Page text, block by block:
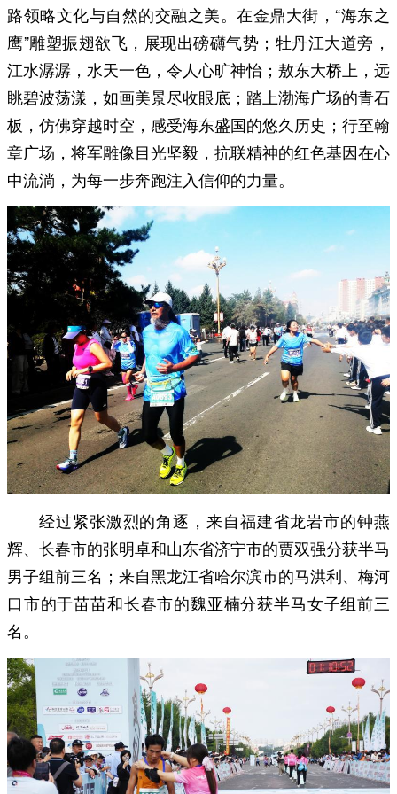
路领略文化与自然的交融之美。在金鼎大街，“海东之
鹰”雕塑振翅欲飞，展现出磅礴气势；牡丹江大道旁，
江水潺潺，水天一色，令人心旷神怡；敖东大桥上，远
眺碧波荡漾，如画美景尽收眼底；踏上渤海广场的青石
板，仿佛穿越时空，感受海东盛国的悠久历史；行至翰
章广场，将军雕像目光坚毅，抗联精神的红色基因在心
中流淌，为每一步奔跑注入信仰的力量。
经过紧张激烈的角逐，来自福建省龙岩市的钟燕
辉、长春市的张明卓和山东省济宁市的贾双强分获半马
男子组前三名；来自黑龙江省哈尔滨市的马洪利、梅河
口市的于苗苗和长春市的魏亚楠分获半马女子组前三
名。